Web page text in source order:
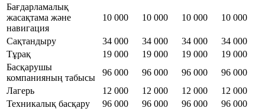
Бағдарламалық
жасақтама және
навигация
10 000 10 000 10 000 10 000
Сақтандыру 34 000 34 000 34 000
34 000
Тұрақ
19 000 19 000 19 000
19 000
Басқарушы
компанияның табысы
96 000 96 000 96 000
96 000
Лагерь
12 000 12 000 12 000
12 000
Техникалық басқару
96 000 96 000 96 000
96 000